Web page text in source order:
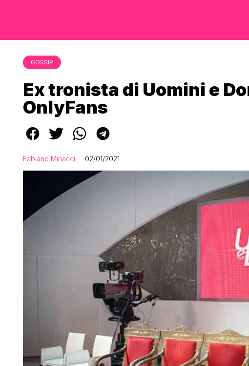
GOSSIP
Ex tronista di Uomini e
OnlyFans
Fabiano Minacci 02/01/2021